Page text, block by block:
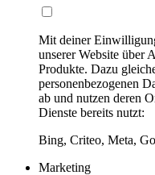
Mit deiner
unserer Website über
Produkte. Dazu
personenbezogenen
ab und nutzen deren
Dienste bereits nutzt:
Bing, Criteo, Meta,
Marketing